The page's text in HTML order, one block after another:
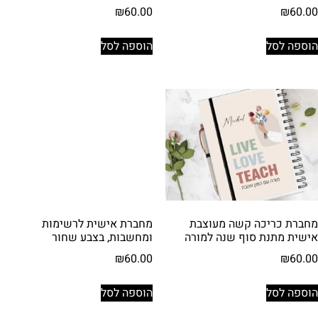
₪60.00
הוספה לסל
₪60.00
הוספה לסל
מחברת כריכה קשה מעוצבת
אישית מתנת סוף שנה למורה
₪60.00
הוספה לסל
מחברת אישית לרשימות
ומחשבות, בצבע שחור
₪60.00
הוספה לסל